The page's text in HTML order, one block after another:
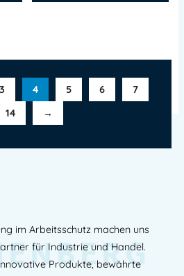
3 4 5 6
7
14 →
im Arbeitsschutz machen uns
für Industrie und Handel.
Produkte, bewährte